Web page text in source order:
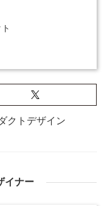
クトデザイン
イナー